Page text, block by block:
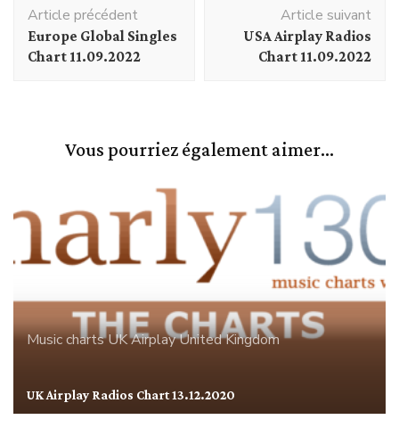
d'article
Article précédent
Europe Global Singles
Chart 11.09.2022
Article suivant
USA Airplay Radios
Chart 11.09.2022
Vous pourriez également aimer...
Music chartsUK AirplayUnited Kingdom
UK Airplay Radios Chart 13.12.2020